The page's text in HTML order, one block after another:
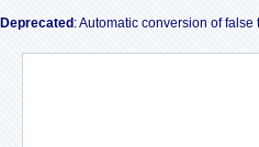
Deprecated : Automatic conversion of